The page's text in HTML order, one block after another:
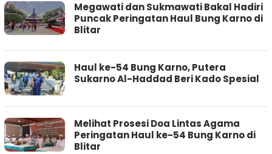
Megawati dan Sukmawati Bakal Hadiri
Puncak Peringatan Haul Bung Karno di
Blitar
Haul ke-54 Bung Karno, Putera
Sukarno Al-Haddad Beri Kado Spesial
Melihat Prosesi Doa Lintas Agama
Peringatan Haul ke-54 Bung Karno di
Blitar